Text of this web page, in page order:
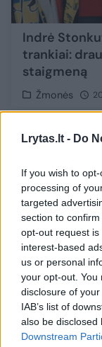
Lrytas.lt - Do
If you wish to
processing of
targeted
section to
opt-out request
interest-based
us or personal
your opt-out. You
disclosure of
IAB’s list of
also be disclosed
Downstream
Indrė
trankiai:
staigmeną
Žmonės
J. Bezoso